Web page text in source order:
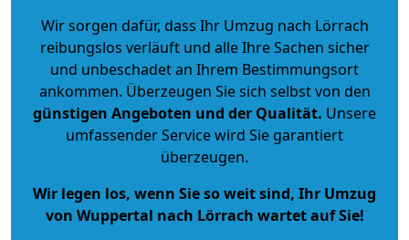
Wir sorgen dafür, dass Ihr Umzug nach Lörrach
reibungslos verläuft und alle Ihre Sachen sicher
und unbeschadet an Ihrem Bestimmungsort
ankommen. Überzeugen Sie sich selbst von den
günstigen Angeboten und der Qualität. Unsere
umfassender Service wird Sie garantiert
überzeugen.
Wir legen los, wenn Sie so weit sind, Ihr Umzug
von Wuppertal nach Lörrach wartet auf Sie!